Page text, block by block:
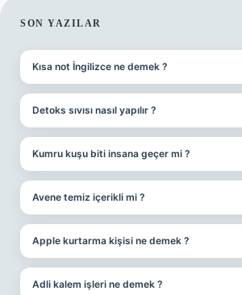
SIDEBAR
SON YAZILAR
Kısa not İngilizce ne demek ?
Detoks sıvısı nasıl yapılır ?
Kumru kuşu biti insana geçer mi ?
Avene temiz içerikli mi ?
Apple kurtarma kişisi ne demek ?
Adli kalem işleri ne demek ?